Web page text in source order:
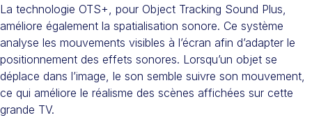
La technologie OTS+, pour Object Tracking Sound Plus,
améliore également la spatialisation sonore. Ce système
analyse les mouvements visibles à l’écran afin d’adapter le
positionnement des effets sonores. Lorsqu’un objet se
déplace dans l’image, le son semble suivre son mouvement,
ce qui améliore le réalisme des scènes affichées sur cette
grande TV.